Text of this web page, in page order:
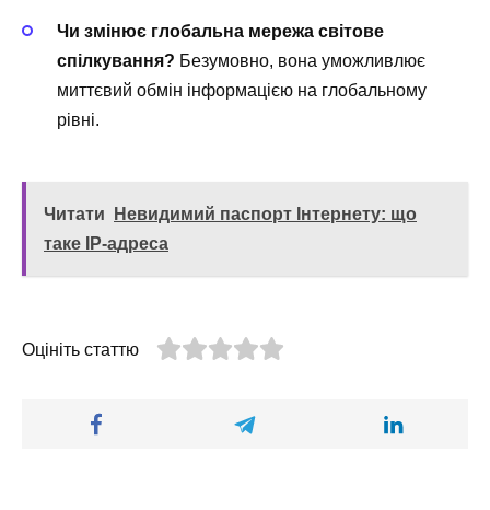
Чи змінює глобальна мережа світове
спілкування? Безумовно, вона уможливлює
миттєвий обмін інформацією на глобальному
рівні.
Читати
Невидимий паспорт Інтернету: що
таке IP-адреса
Оцініть статтю